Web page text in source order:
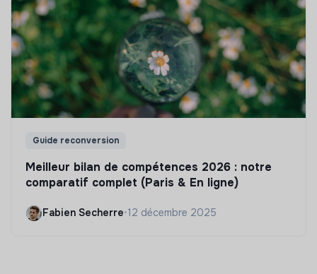
Guide reconversion
Meilleur bilan de compétences 2026 : notre
comparatif complet (Paris & En ligne)
Fabien Secherre•12 décembre 2025